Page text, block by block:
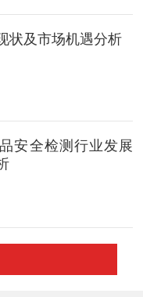
状及市场机遇分析
安全检测行业发展